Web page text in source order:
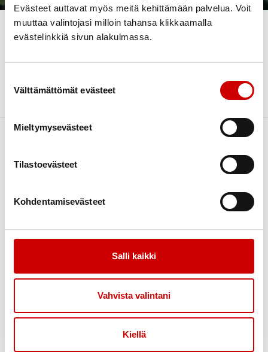
Evästeet auttavat myös meitä kehittämään palvelua. Voit
muuttaa valintojasi milloin tahansa klikkaamalla
evästelinkkiä sivun alakulmassa.
Välttämättömät evästeet
Mieltymysevästeet
Tilastoevästeet
Kohdentamisevästeet
Salli kaikki
Vahvista valintani
Kiellä
Monipuolinen toimintamme perustuu
vapaaehtoisuuteen. Hallitus valitaan syyskokouksen
yhteydessä.
vantaa@sydan.fi
Link to facebook
Link to twitter
Link to instagram
Link to youtube
Uutiset
Tietoa sydänyhdistyksestä
Hallitus
Turvallisemman tilan periaatteet
Vertaistuki
Vantaalaiset vertaistukihenkilöt